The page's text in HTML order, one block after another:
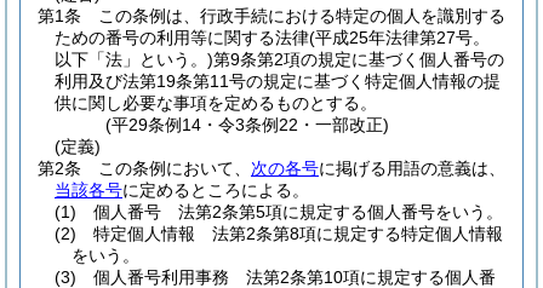
第1条
この条例は、行政手続における特定の個人を識別する
ための番号の利用等に関する法律(平成25年法律第27号。
以下「法」という。)第9条第2項の規定に基づく個人番号の
利用及び法第19条第11号の規定に基づく特定個人情報の提
供に関し必要な事項を定めるものとする。
(平29条例14・令3条例22・一部改正)
(定義)
第2条
この条例において、 次の各号に掲げる用語の意義は、
当該各号に定めるところによる。
(1)
個人番号 法第2条第5項に規定する個人番号をいう。
(2)
特定個人情報 法第2条第8項に規定する特定個人情報
をいう。
(3)
個人番号利用事務 法第2条第10項に規定する個人番